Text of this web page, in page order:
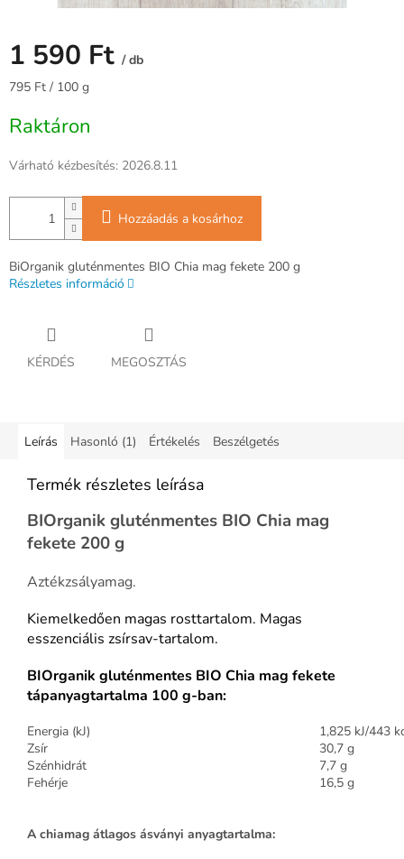
1 590 Ft / db
Egységár:
795 Ft / 100 g
Raktáron
Várható kézbesítés: 2026.8.11
Hozzáadás a kosárhoz
BiOrganik gluténmentes BIO Chia mag fekete 200 g
Részletes információ
KÉRDÉS MEGOSZTÁS
Leírás Hasonló (1) Értékelés Beszélgetés
Termék részletes leírása
BIOrganik gluténmentes BIO Chia mag
fekete 200 g
Aztékzsályamag.
Kiemelkedően magas rosttartalom. Magas
esszenciális zsírsav-tartalom.
BIOrganik gluténmentes BIO Chia mag fekete
tápanyagtartalma 100 g-ban:
Energia (kJ)
1,825 kJ/443
Zsír
30,7 g
Szénhidrát
7,7 g
Fehérje
16,5 g
A chiamag átlagos ásványi anyagtartalma: